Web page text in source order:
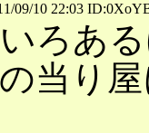
09/10 22:03
ろあ
当り